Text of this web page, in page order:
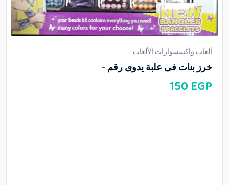
ألعاب واكسسوارات الألعاب
خرز بنات فى علبة يدوى رقم -
150 EGP